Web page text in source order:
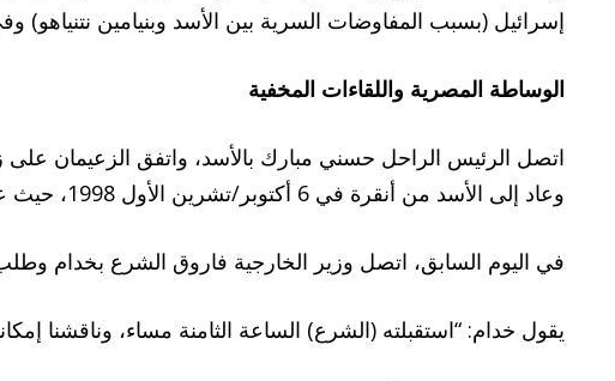
إسرائيل (بسبب المفاوضات السرية بين الأسد وبنيامين نتنياهو)
الوساطة المصرية واللقاءات المخفية
وعاد إلى الأسد من أنقرة في 6 أكتوبر/تشرين الأول 1998، حيث عقد لقاء مغلقا معه.
في اليوم السابق، اتصل وزير الخارجية فاروق الشرع بخدام وطلب
يقول خدام: “استقبلته (الشرع) الساعة الثامنة مساء، وناقشنا